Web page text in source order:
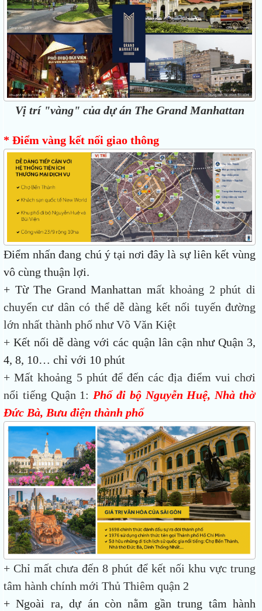
Vị trí "vàng" của dự án The Grand Manhattan
* Điểm vàng kết nối giao thông
Điểm nhấn đang chú ý tại nơi đây là sự liên kết vùng
vô cùng thuận lợi.
+ Từ The Grand Manhattan mất khoảng 2 phút di
chuyển cư dân có thể dễ dàng kết nối tuyến đường
lớn nhất thành phố như Võ Văn Kiệt
+ Kết nối dễ dàng với các quận lân cận như Quận 3,
4, 8, 10… chỉ với 10 phút
+ Mất khoảng 5 phút để đến các địa điểm vui chơi
nổi tiếng Quận 1: Phố đi bộ Nguyễn Huệ, Nhà thờ
Đức Bà, Bưu điện thành phố
+ Chỉ mất chưa đến 8 phút để kết nối khu vực trung
tâm hành chính mới Thủ Thiêm quận 2
+ Ngoài ra, dự án còn nằm gần trung tâm hành